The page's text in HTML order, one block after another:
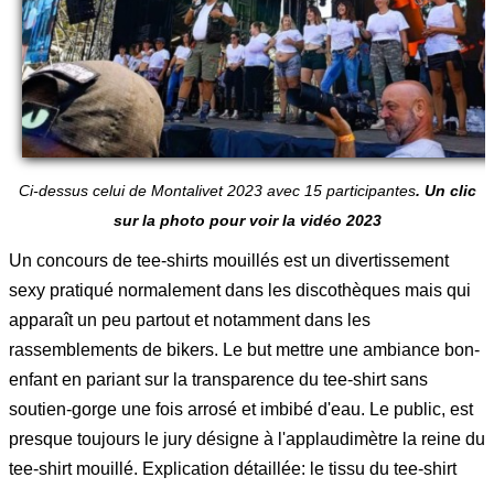
Ci-dessus celui de Montalivet 2023 avec 15 participantes. Un clic
sur la photo pour voir la vidéo 2023
Un concours de tee-shirts mouillés est un divertissement
sexy pratiqué normalement dans les discothèques mais qui
apparaît un peu partout et notamment dans les
rassemblements de bikers. Le but mettre une ambiance bon-
enfant en pariant sur la transparence du tee-shirt sans
soutien-gorge une fois arrosé et imbibé d'eau. Le public, est
presque toujours le jury désigne à l'applaudimètre la reine du
tee-shirt mouillé. Explication détaillée: le tissu du tee-shirt